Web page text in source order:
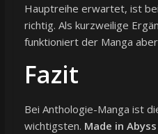
Hauptreihe erwartet, ist
richtig. Als kurzweilige
funktioniert der Manga
Fazit
Bei Anthologie-Manga ist
wichtigsten. Made in